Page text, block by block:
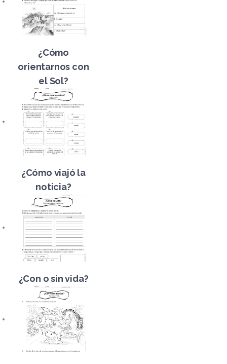
¿Cómo
orientarnos con
el Sol?
¿Cómo viajó la
noticia?
¿Con o sin vida?